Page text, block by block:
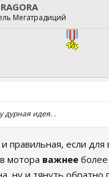
Мегатрадиций
дурная идея. .
правильная, если для
мотора важнее
ну и тянуть обратно